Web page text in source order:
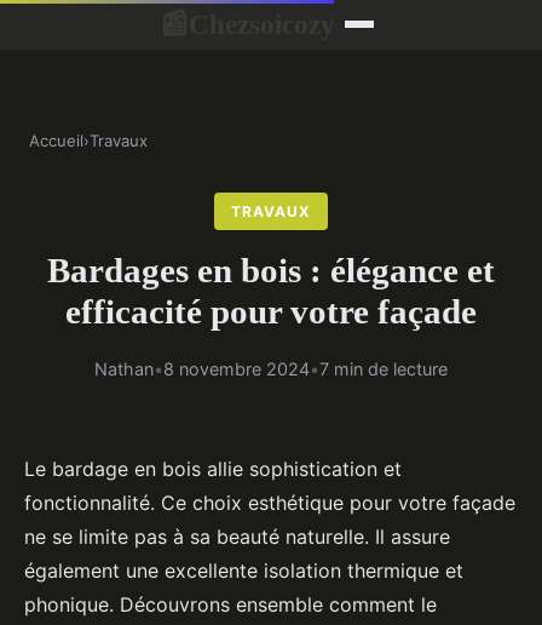
Accueil›Travaux
TRAVAUX
Bardages en bois : élégance et
efficacité pour votre façade
Nathan•8 novembre 2024•7 min de lecture
Le bardage en bois allie sophistication et
fonctionnalité. Ce choix esthétique pour votre façade
ne se limite pas à sa beauté naturelle. Il assure
également une excellente isolation thermique et
phonique. Découvrons ensemble comment le